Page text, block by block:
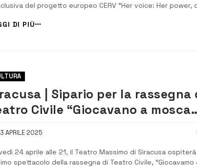
del progetto europeo CERV “Her voice: Her power,
Women leading the way to sustainability”, promosso
Usamborgia. La giornata si è aperta con i saluti
dell’Uff...
DI PIÙ
| Sipario per la rassegna
Civile “Giocavano a mosca
APRILE 2025
24 aprile alle 21, il Teatro Massimo di Siracusa ospiterà
spettacolo della rassegna di Teatro Civile, “Giocavamo